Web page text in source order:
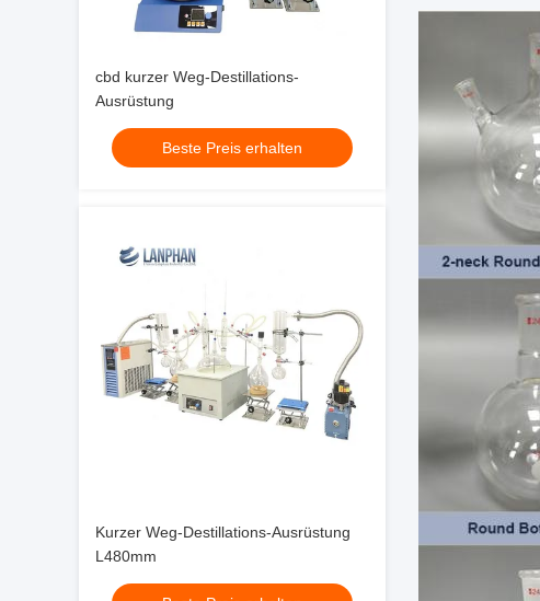
cbd kurzer Weg-Destillations-
Ausrüstung
Beste Preis erhalten
Kurzer Weg-Destillations-Ausrüstung
L480mm